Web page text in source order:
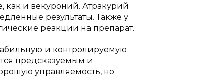
как и векуроний. Атракурий
результаты. Также у
реакции на препарат.
и контролируемую
предсказуемым и
управляемость, но